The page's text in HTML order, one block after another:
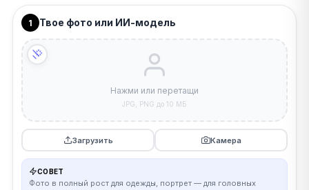
1 Твое фото или ИИ-модель
Нажми или перетащи
JPG, PNG до 10 МБ
Загрузить Камера
СОВЕТ
Фото в полный рост для одежды, портрет — для головных